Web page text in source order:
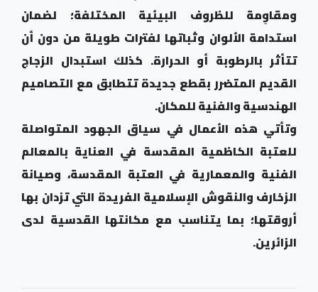
ومقاوِمة للظروف البيئية المختلفة؛ لضمان
استدامة الألوان وثباتها لفترات طويلة من دون أن
تتأثر بالرطوبة أو الحرارة. كذلك استبدال الزجاج
القديم المتضرر بقطع جديدة تتطابق مع التصاميم
الهندسية والفنية للمكان.
وتأتي هذه الأعمال في سياق الجهود المتواصلة
للعتبة الكاظمية المقدسة في العناية بالمعالم
الفنية والمعمارية في العتبة المقدسة، وصيانة
الزخارف والنقوش الإسلامية الفريدة التي تزدان بها
أروقتها؛ بما يتناسب مع مكانتها القدسية لدى
الزائرين.